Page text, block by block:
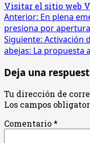
Visitar el sitio web
Navegación
de
entradas
Anterior: En plena
presiona por apertura
Siguiente: Activación
abejas: La propuesta
Deja una
Tu dirección de
Los campos
Comentario*